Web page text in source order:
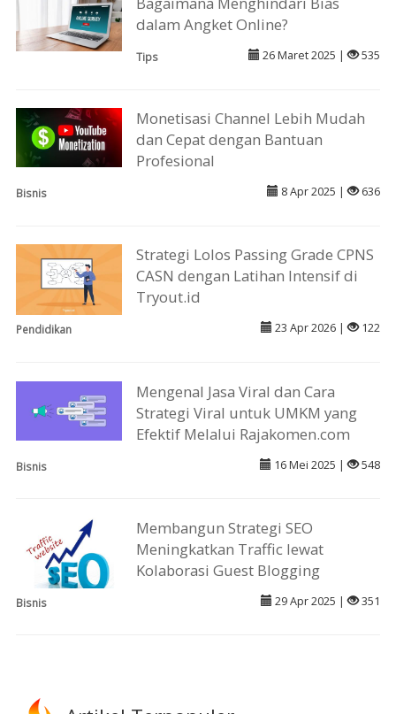
dalam Angket Online?
Tips 26 Maret 2025 | 535
Monetisasi Channel Lebih Mudah
dan Cepat dengan Bantuan
Profesional
Bisnis 8 Apr 2025 | 636
Strategi Lolos Passing Grade CPNS
CASN dengan Latihan Intensif di
Tryout.id
Pendidikan 23 Apr 2026 | 122
Mengenal Jasa Viral dan Cara
Strategi Viral untuk UMKM yang
Efektif Melalui Rajakomen.com
Bisnis 16 Mei 2025 | 548
Membangun Strategi SEO
Meningkatkan Traffic lewat
Kolaborasi Guest Blogging
Bisnis 29 Apr 2025 | 351